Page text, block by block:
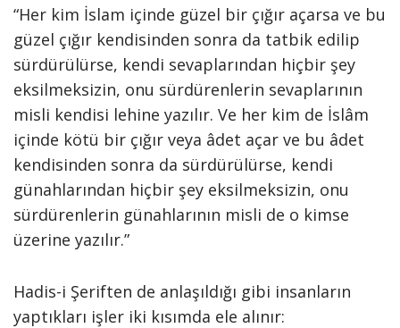
“Her kim İslam içinde güzel bir çığır açarsa ve bu
güzel çığır kendisinden sonra da tatbik edilip
sürdürülürse, kendi sevaplarından hiçbir şey
eksilmeksizin, onu sürdürenlerin sevaplarının
misli kendisi lehine yazılır. Ve her kim de İslâm
içinde kötü bir çığır veya âdet açar ve bu âdet
kendisinden sonra da sürdürülürse, kendi
günahlarından hiçbir şey eksilmeksizin, onu
sürdürenlerin günahlarının misli de o kimse
üzerine yazılır.”
Hadis-i Şeriften de anlaşıldığı gibi insanların
yaptıkları işler iki kısımda ele alınır: